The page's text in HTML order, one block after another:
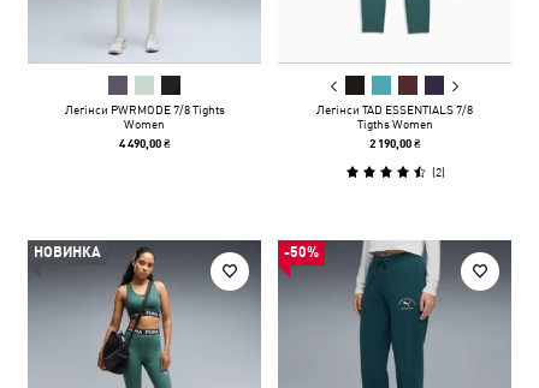
Легінси PWRMODE 7/8 Tights
Women
4 490,00 ₴
Легінси TAD ESSENTIALS 7/8
Tigths Women
2 190,00 ₴
(2)
НОВИНКА -50%